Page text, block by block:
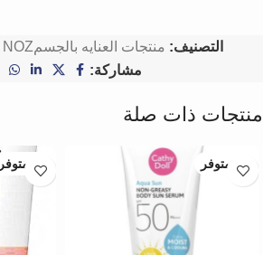
التصنيف: منتجات العنايه بالجسم
مشاركة:
منتجات ذات صلة
غير متوفر غير متوفر